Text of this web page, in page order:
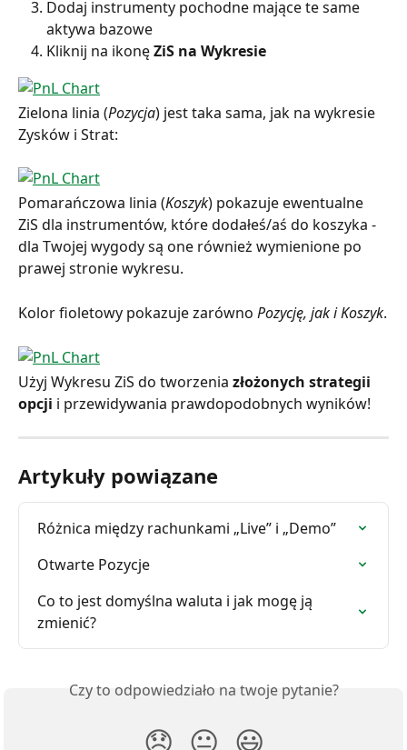
Dodaj instrumenty pochodne mające te same
aktywa bazowe
Kliknij na ikonę ZiS na Wykresie
Zielona linia (Pozycja) jest taka sama, jak na wykresie
Zysków i Strat:
Pomarańczowa linia (Koszyk) pokazuje ewentualne
ZiS dla instrumentów, które dodałeś/aś do koszyka -
dla Twojej wygody są one również wymienione po
prawej stronie wykresu.
Kolor fioletowy pokazuje zarówno Pozycję, jak i Koszyk.
Użyj Wykresu ZiS do tworzenia złożonych strategii
opcji i przewidywania prawdopodobnych wyników!
Artykuły powiązane
Różnica między rachunkami „Live” i „Demo”
Otwarte Pozycje
Co to jest domyślna waluta i jak mogę ją
zmienić?
Czy to odpowiedziało na twoje pytanie?
😞 😐 😃